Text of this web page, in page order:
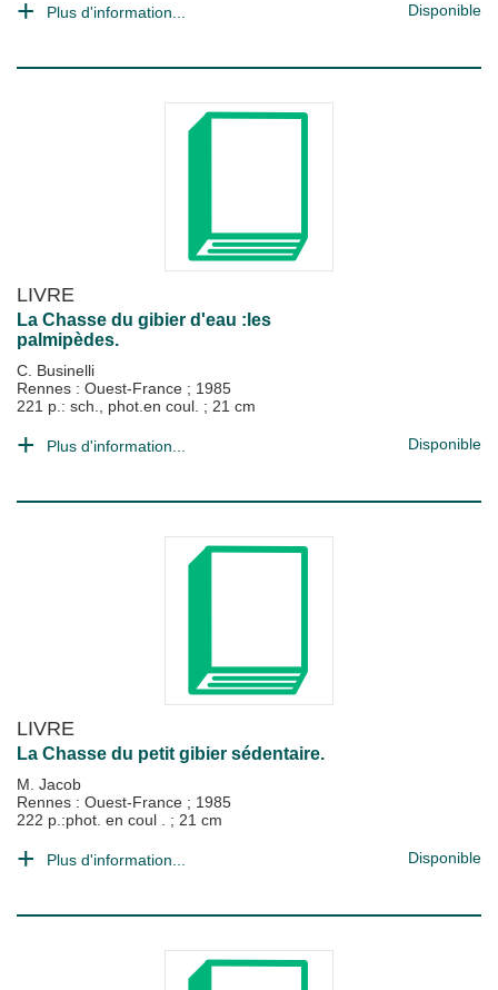
Plus d'information... Disponible
LIVRE
La Chasse du gibier d'eau :les
palmipèdes.
C. Businelli
Rennes : Ouest-France ; 1985
221 p.: sch., phot.en coul. ; 21 cm
Plus d'information... Disponible
LIVRE
La Chasse du petit gibier sédentaire.
M. Jacob
Rennes : Ouest-France ; 1985
222 p.:phot. en coul . ; 21 cm
Plus d'information... Disponible